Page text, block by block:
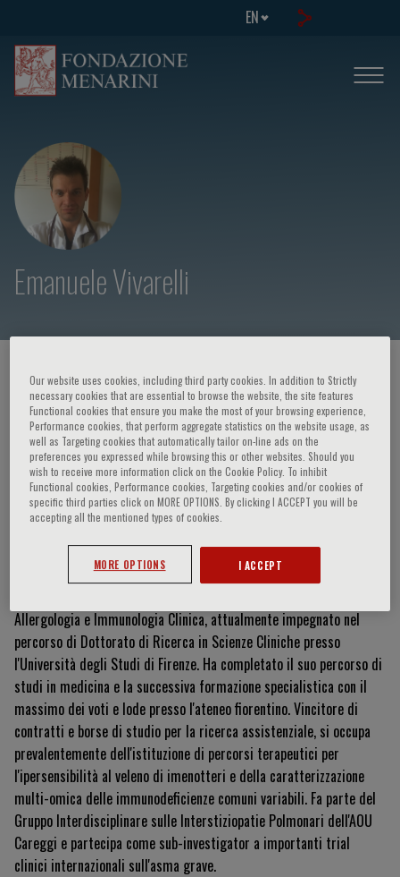
EN
Emanuele Vivarelli
HOME PAGE COURSES AND EVENTS / SPEAKER
Emanuele Vivarelli
Curriculum Vitae
Allergologia e Immunologia Clinica, attualmente impegnato nel
percorso di Dottorato di Ricerca in Scienze Cliniche presso
l'Università degli Studi di Firenze. Ha completato il suo percorso di
studi in medicina e la successiva formazione specialistica con il
massimo dei voti e lode presso l'ateneo fiorentino.Vincitore di
contratti e borse di studio per la ricerca assistenziale, si occupa
prevalentemente dell'istituzione di percorsi terapeutici per
l'ipersensibilità al veleno di imenotteri e della caratterizzazione
multi-omica delle immunodeficienze comuni variabili. Fa parte del
Gruppo Interdisciplinare sulle Interstiziopatie Polmonari dell'AOU
Careggi e partecipa come sub-investigator a importanti trial
clinici internazionali sull'asma grave.
Our website uses cookies, including third party cookies. In addition to Strictly
necessary cookies that are essential to browse the website, the site features
Functional cookies that ensure you make the most of your browsing experience,
Performance cookies, that perform aggregate statistics on the website usage, as
well as Targeting cookies that automatically tailor on-line ads on the
preferences you expressed while browsing this or other websites. Should you
wish to receive more information click on the Cookie Policy. To inhibit
Functional cookies, Performance cookies, Targeting cookies and/or cookies of
specific third parties click on MORE OPTIONS. By clicking I ACCEPT you will be
accepting all the mentioned types of cookies.
MORE OPTIONS I ACCEPT